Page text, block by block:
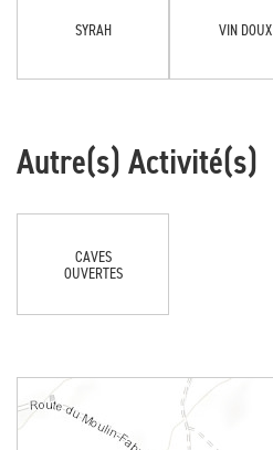
SYRAH VIN DOUX
Autre(s) Activité(s)
CAVES
OUVERTES